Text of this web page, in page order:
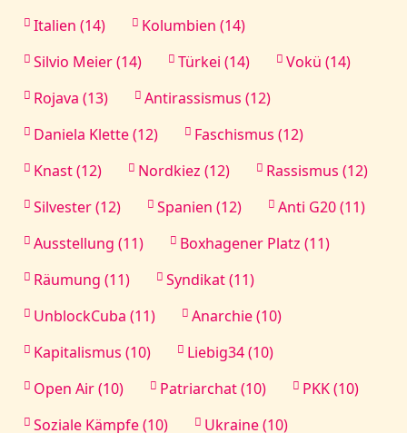
Italien (14)
Kolumbien (14)
Silvio Meier (14)
Türkei (14)
Vokü (14)
Rojava (13)
Antirassismus (12)
Daniela Klette (12)
Faschismus (12)
Knast (12)
Nordkiez (12)
Rassismus (12)
Silvester (12)
Spanien (12)
Anti G20 (11)
Ausstellung (11)
Boxhagener Platz (11)
Räumung (11)
Syndikat (11)
UnblockCuba (11)
Anarchie (10)
Kapitalismus (10)
Liebig34 (10)
Open Air (10)
Patriarchat (10)
PKK (10)
Soziale Kämpfe (10)
Ukraine (10)